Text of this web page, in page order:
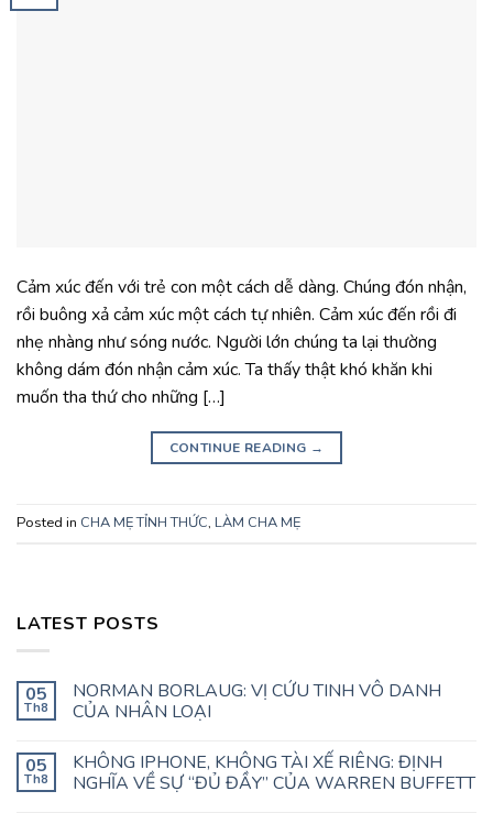
Cảm xúc đến với trẻ con một cách dễ dàng. Chúng đón nhận,
rồi buông xả cảm xúc một cách tự nhiên. Cảm xúc đến rồi đi
nhẹ nhàng như sóng nước. Người lớn chúng ta lại thường
không dám đón nhận cảm xúc. Ta thấy thật khó khăn khi
muốn tha thứ cho những […]
CONTINUE READING →
Posted in CHA MẸ TỈNH THỨC, LÀM CHA MẸ
LATEST POSTS
05
Th8
NORMAN BORLAUG: VỊ CỨU TINH VÔ DANH
CỦA NHÂN LOẠI
05
Th8
KHÔNG IPHONE, KHÔNG TÀI XẾ RIÊNG: ĐỊNH
NGHĨA VỀ SỰ “ĐỦ ĐẦY” CỦA WARREN BUFFETT